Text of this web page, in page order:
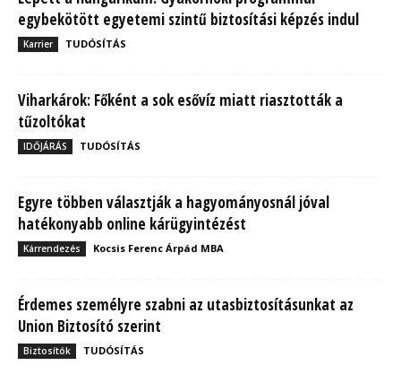
egybekötött egyetemi szintű biztosítási képzés indul
Karrier TUDÓSÍTÁS
Viharkárok: Főként a sok esővíz miatt riasztották a
tűzoltókat
IDŐJÁRÁS TUDÓSÍTÁS
Egyre többen választják a hagyományosnál jóval
hatékonyabb online kárügyintézést
Kárrendezés Kocsis Ferenc Árpád MBA
Érdemes személyre szabni az utasbiztosításunkat az
Union Biztosító szerint
Biztosítók TUDÓSÍTÁS